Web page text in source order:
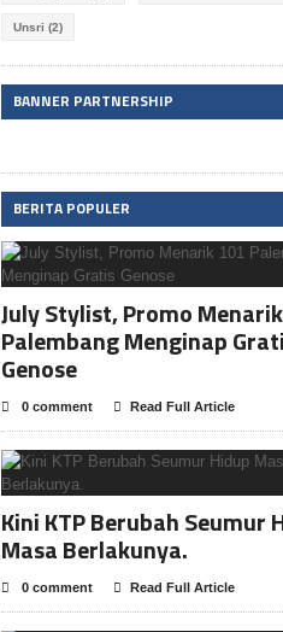
Unsri (2)
BANNER PARTNERSHIP
BERITA POPULER
July Stylist, Promo
Palembang Menginap
Genose
0 comment Read Full Article
Kini KTP Berubah Seumur
Masa Berlakunya.
0 comment Read Full Article